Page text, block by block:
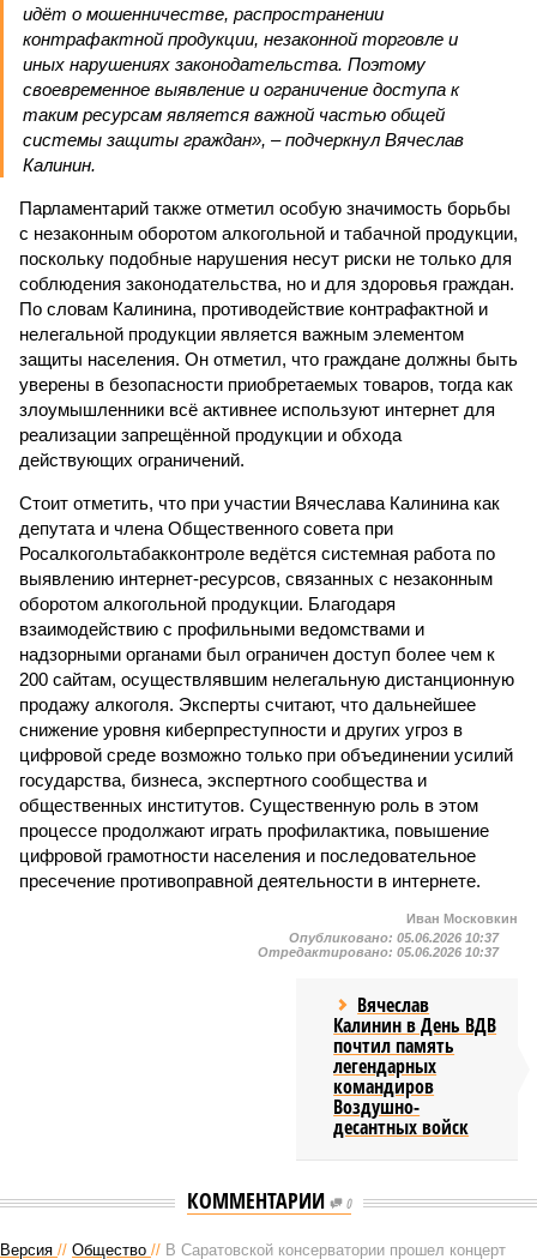
идёт о мошенничестве, распространении
контрафактной продукции, незаконной торговле и
иных нарушениях законодательства. Поэтому
своевременное выявление и ограничение доступа к
таким ресурсам является важной частью общей
системы защиты граждан», – подчеркнул Вячеслав
Калинин.
Парламентарий также отметил особую значимость борьбы
с незаконным оборотом алкогольной и табачной продукции,
поскольку подобные нарушения несут риски не только для
соблюдения законодательства, но и для здоровья граждан.
По словам Калинина, противодействие контрафактной и
нелегальной продукции является важным элементом
защиты населения. Он отметил, что граждане должны быть
уверены в безопасности приобретаемых товаров, тогда как
злоумышленники всё активнее используют интернет для
реализации запрещённой продукции и обхода
действующих ограничений.
Стоит отметить, что при участии Вячеслава Калинина как
депутата и члена Общественного совета при
Росалкогольтабакконтроле ведётся системная работа по
выявлению интернет-ресурсов, связанных с незаконным
оборотом алкогольной продукции. Благодаря
взаимодействию с профильными ведомствами и
надзорными органами был ограничен доступ более чем к
200 сайтам, осуществлявшим нелегальную дистанционную
продажу алкоголя. Эксперты считают, что дальнейшее
снижение уровня киберпреступности и других угроз в
цифровой среде возможно только при объединении усилий
государства, бизнеса, экспертного сообщества и
общественных институтов. Существенную роль в этом
процессе продолжают играть профилактика, повышение
цифровой грамотности населения и последовательное
пресечение противоправной деятельности в интернете.
Иван Московкин
Опубликовано: 05.06.2026 10:37
Отредактировано: 05.06.2026 10:37
Вячеслав
Калинин в День ВДВ
почтил память
легендарных
командиров
Воздушно-
десантных войск
КОММЕНТАРИИ 0
Версия // Общество // В Саратовской консерватории прошел концерт